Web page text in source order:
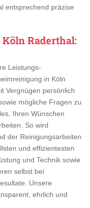
entsprechend präzise
Raderthal:
Leistungs-
in Köln
Vergnügen persönlich
mögliche Fragen zu
Ihren Wünschen
So wird
der Reinigungsarbeiten
und effizientesten
und Technik sowie
selbst bei
Unsere
ehrlich und